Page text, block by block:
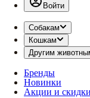
Войти
Собакам
Кошкам
Другим
Бренды
Новинки
Акции и скидки